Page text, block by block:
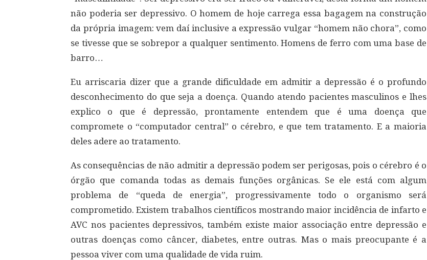
não poderia ser depressivo. O homem de hoje carrega essa bagagem na construção
da própria imagem: vem daí inclusive a expressão vulgar “homem não chora”, como
se tivesse que se sobrepor a qualquer sentimento. Homens de ferro com uma base de
barro…
Eu arriscaria dizer que a grande dificuldade em admitir a depressão é o profundo
desconhecimento do que seja a doença. Quando atendo pacientes masculinos e lhes
explico o que é depressão, prontamente entendem que é uma doença que
compromete o “computador central” o cérebro, e que tem tratamento. E a maioria
deles adere ao tratamento.
As consequências de não admitir a depressão podem ser perigosas, pois o cérebro é o
órgão que comanda todas as demais funções orgânicas. Se ele está com algum
problema de “queda de energia”, progressivamente todo o organismo será
comprometido. Existem trabalhos científicos mostrando maior incidência de infarto e
AVC nos pacientes depressivos, também existe maior associação entre depressão e
outras doenças como câncer, diabetes, entre outras. Mas o mais preocupante é a
pessoa viver com uma qualidade de vida ruim.